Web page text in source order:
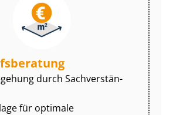
durch Sach­ver­stän­
für optimale